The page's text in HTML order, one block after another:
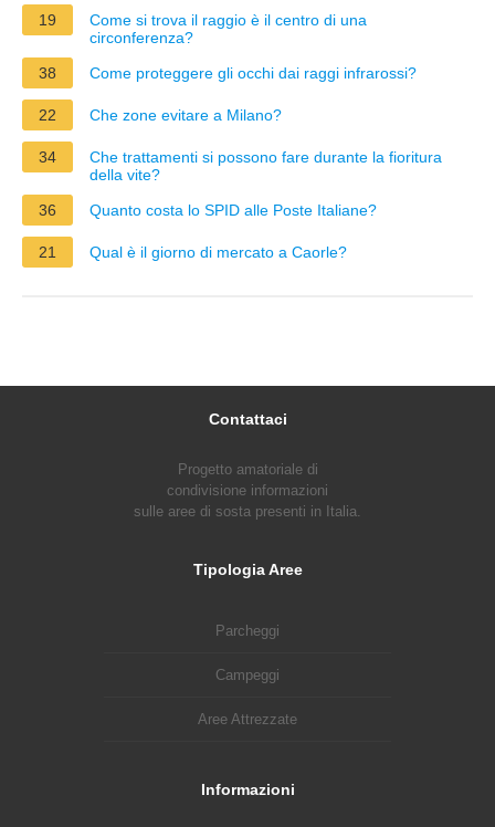
19
Come si trova il raggio è il centro di una
circonferenza?
38
Come proteggere gli occhi dai raggi infrarossi?
22 Che zone evitare a Milano?
34
Che trattamenti si possono fare durante la fioritura
della vite?
36
Quanto costa lo SPID alle Poste Italiane?
21 Qual è il giorno di mercato a Caorle?
Contattaci
Progetto amatoriale di
condivisione informazioni
sulle aree di sosta presenti in Italia.
Tipologia Aree
Parcheggi
Campeggi
Aree Attrezzate
Informazioni